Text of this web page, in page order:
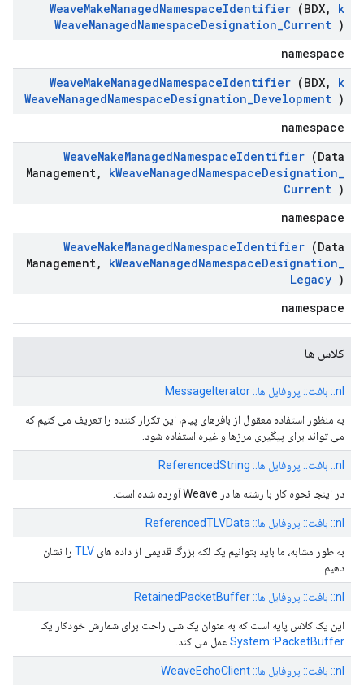
WeaveMakeManagedNamespaceIdentifier (BDX,
k
WeaveManagedNamespaceDesignation_Current )
namespace
WeaveMakeManagedNamespaceIdentifier (BDX,
k
WeaveManagedNamespaceDesignation_Development )
namespace
WeaveMakeManagedNamespaceIdentifier (Data
Management, kWeaveManagedNamespaceDesignation_
Current )
namespace
WeaveMakeManagedNamespaceIdentifier (Data
Management, kWeaveManagedNamespaceDesignation_
Legacy )
namespace
کلاس ها
nl:: بافت:: پروفایل ها:: MessageIterator
به منظور استفاده معقول از بافرهای پیام، این تکرار کننده را تعریف می کنیم که
می تواند برای پیگیری مرزها و غیره استفاده شود.
nl:: بافت:: پروفایل ها:: ReferencedString
در اینجا نحوه کار با رشته ها در Weave آورده شده است.
nl:: بافت:: پروفایل ها:: ReferencedTLVData
به طور مشابه، ما باید بتوانیم یک لکه بزرگ قدیمی از داده های TLV را نشان
دهیم.
nl:: بافت:: پروفایل ها:: RetainedPacketBuffer
این یک کلاس پایه است که به عنوان یک شی راحت برای شمارش خودکار یک
System::PacketBufferعمل می کند.
nl:: بافت:: پروفایل ها:: WeaveEchoClient